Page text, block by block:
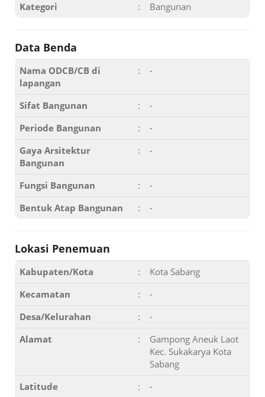
Kategori
: Bangunan
Data Benda
Nama ODCB/CB di
lapangan
: -
Sifat Bangunan :
-
Periode Bangunan
:
-
Gaya Arsitektur
Bangunan
: -
Fungsi Bangunan :
-
Bentuk Atap Bangunan
: -
Lokasi Penemuan
Kabupaten/Kota :
Kota Sabang
Kecamatan
:
-
Desa/Kelurahan
:
-
Alamat
:
Gampong Aneuk Laot
Kec. Sukakarya Kota
Sabang
Latitude
:
-